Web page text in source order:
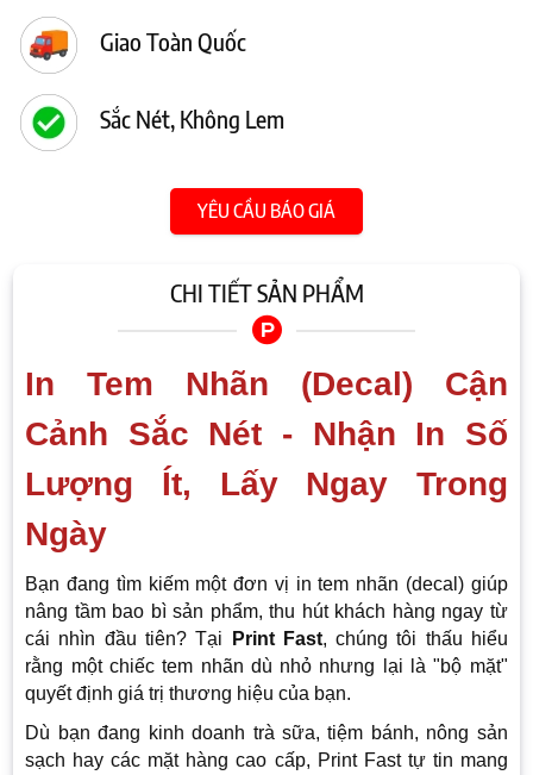
Giao Toàn Quốc
Sắc Nét, Không Lem
YÊU CẦU BÁO GIÁ
CHI TIẾT SẢN PHẨM
In Tem Nhãn (Decal) Cận
Cảnh Sắc Nét - Nhận In Số
Lượng Ít, Lấy Ngay Trong
Ngày
Bạn đang tìm kiếm một đơn vị in tem nhãn (decal) giúp
nâng tầm bao bì sản phẩm, thu hút khách hàng ngay từ
cái nhìn đầu tiên? Tại
Print Fast, chúng tôi thấu hiểu
rằng một chiếc tem nhãn dù nhỏ nhưng lại là "bộ mặt"
quyết định giá trị thương hiệu của bạn.
Dù bạn đang kinh doanh trà sữa, tiệm bánh, nông sản
sạch hay các mặt hàng cao cấp, Print Fast tự tin mang